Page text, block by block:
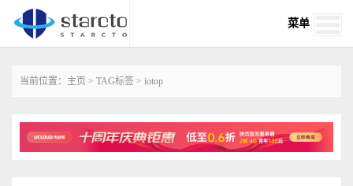
菜单
当前位置： 主页 > TAG标签 > iotop